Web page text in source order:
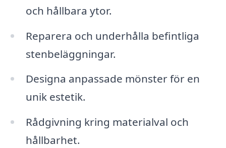
och hållbara ytor.
Reparera och underhålla befintliga
stenbeläggningar.
Designa anpassade mönster för en
unik estetik.
Rådgivning kring materialval och
hållbarhet.